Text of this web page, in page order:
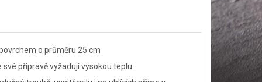
o průměru 25 cm
přípravě vyžadují vysokou teplu